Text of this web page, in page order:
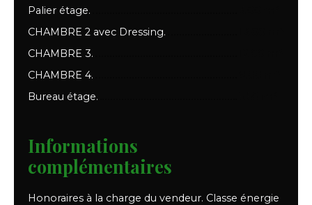
Palier étage.
CHAMBRE 2 avec Dressing.
CHAMBRE 3.
CHAMBRE 4.
Bureau étage.
Informations
complémentaires
Honoraires à la charge du vendeur. Classe énergie